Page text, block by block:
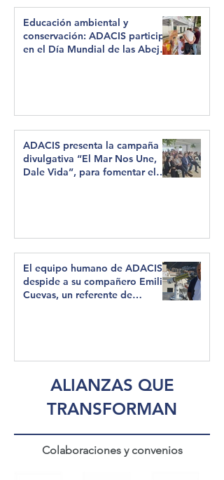
Educación ambiental y
conservación: ADACIS participa
en el Día Mundial de las Abejas
ADACIS presenta la campaña
divulgativa “El Mar Nos Une,
Dale Vida”, para fomentar el
El equipo humano de ADACIS
despide a su compañero Emilio
Cuevas, un referente de
ALIANZAS QUE
TRANSFORMAN
Colaboraciones y convenios